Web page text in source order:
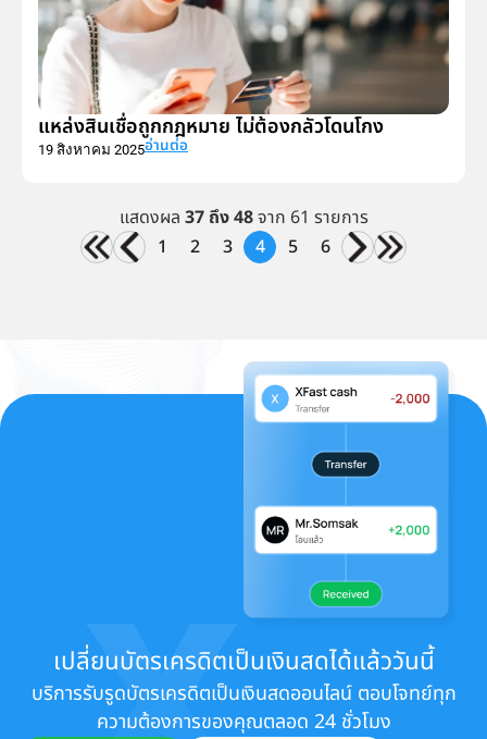
แหล่งสินเชื่อถูกกฎหมาย ไม่ต้องกลัวโดนโกง
19 สิงหาคม 2025อ่านต่อ
แสดงผล 37 ถึง 48จาก 61 รายการ
1
2 3 4 5 6
เปลี่ยนบัตรเครดิตเป็นเงินสดได้แล้ววันนี้
บริการรับรูดบัตรเครดิตเป็นเงินสดออนไลน์ ตอบโจทย์ทุก
ความต้องการของคุณตลอด 24 ชั่วโมง